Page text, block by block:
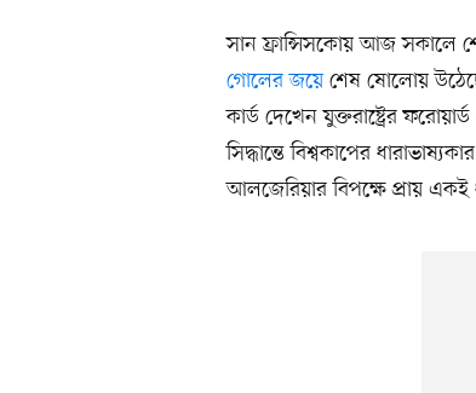
সান ফ্রান্সিসকোয় আজ সকালে
গোলের জয়ে শেষ ষোলোয়
কার্ড দেখেন যুক্তরাষ্ট্রের
সিদ্ধান্তে বিশ্বকাপের
আলজেরিয়ার বিপক্ষে প্রায়